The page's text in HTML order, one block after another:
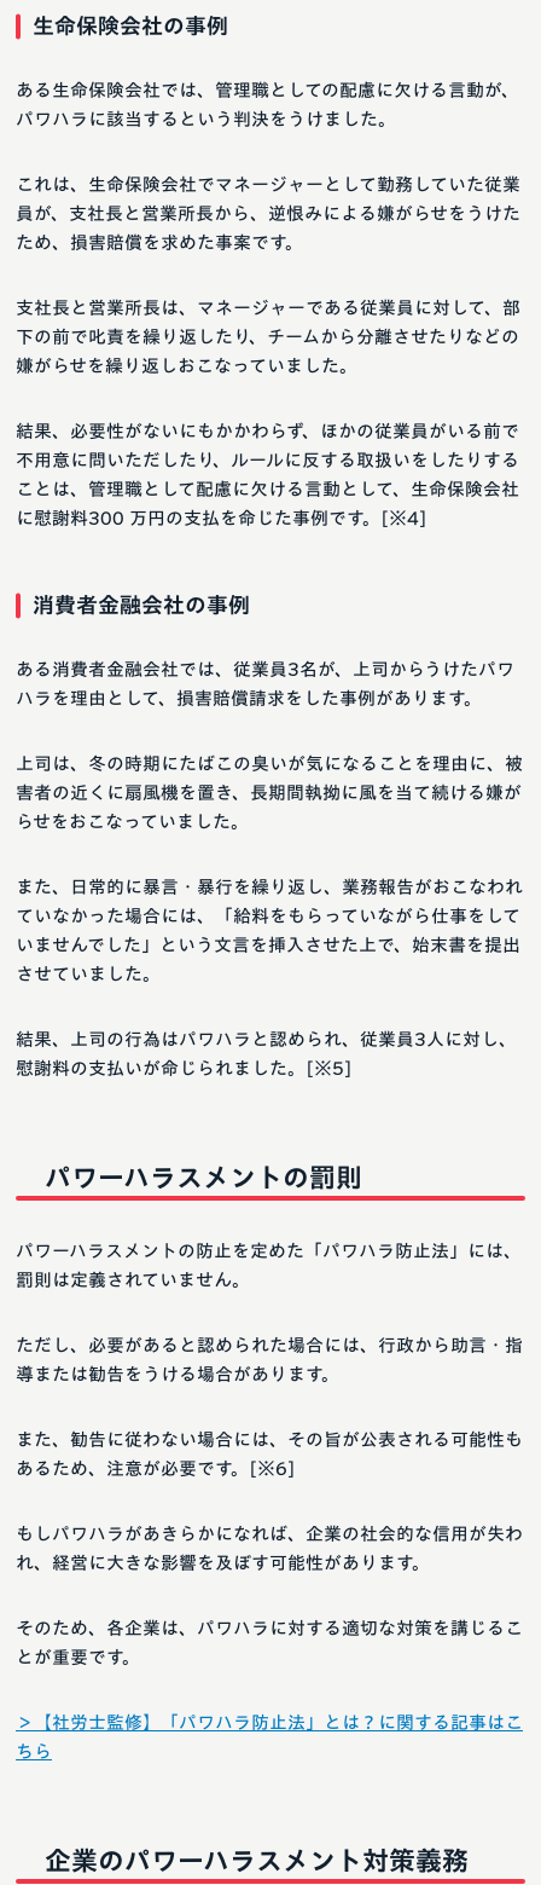
生命保険会社の事例
ある生命保険会社では、管理職としての配慮に欠ける言動が、
パワハラに該当するという判決をうけました。
これは、生命保険会社でマネージャーとして勤務していた従業
員が、支社長と営業所長から、逆恨みによる嫌がらせをうけた
ため、損害賠償を求めた事案です。
支社長と営業所長は、マネージャーである従業員に対して、部
下の前で叱責を繰り返したり、チームから分離させたりなどの
嫌がらせを繰り返しおこなっていました。
結果、必要性がないにもかかわらず、ほかの従業員がいる前で
不用意に問いただしたり、ルールに反する取扱いをしたりする
ことは、管理職として配慮に欠ける言動として、生命保険会社
に慰謝料300 万円の支払を命じた事例です。[※4]
消費者金融会社の事例
ある消費者金融会社では、従業員3名が、上司からうけたパワ
ハラを理由として、損害賠償請求をした事例があります。
上司は、冬の時期にたばこの臭いが気になることを理由に、被
害者の近くに扇風機を置き、長期間執拗に風を当て続ける嫌が
らせをおこなっていました。
また、日常的に暴言・暴行を繰り返し、業務報告がおこなわれ
ていなかった場合には、「給料をもらっていながら仕事をして
いませんでした」という文言を挿入させた上で、始末書を提出
させていました。
結果、上司の行為はパワハラと認められ、従業員3人に対し、
慰謝料の支払いが命じられました。[※5]
パワーハラスメントの罰則
パワーハラスメントの防止を定めた「パワハラ防止法」には、
罰則は定義されていません。
ただし、必要があると認められた場合には、行政から助言・指
導または勧告をうける場合があります。
また、勧告に従わない場合には、その旨が公表される可能性も
あるため、注意が必要です。[※6]
もしパワハラがあきらかになれば、企業の社会的な信用が失わ
れ、経営に大きな影響を及ぼす可能性があります。
そのため、各企業は、パワハラに対する適切な対策を講じるこ
とが重要です。
＞【社労士監修】「パワハラ防止法」とは？に関する記事はこ
ちら
企業のパワーハラスメント対策義務